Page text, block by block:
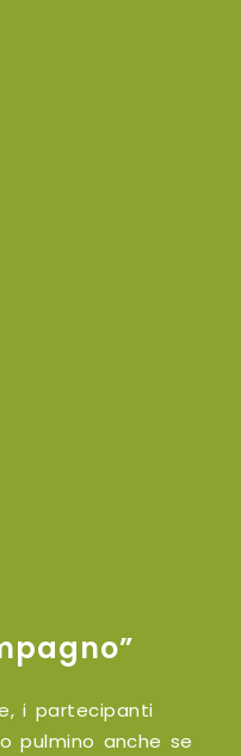
i partecipanti
pulmino anche se